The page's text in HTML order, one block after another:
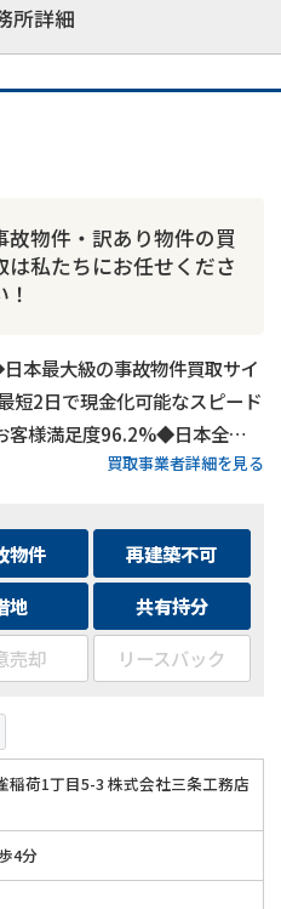
所詳細
の買取可
故物件・訳あり物件の買
は私たちにお任せくださ
！
本最大級の事故物件買取サイ
2日で現金化可能なスピード
客様満足度96.2%◆日本全国
買取事業者詳細を見る
物件
再建築不可
地
共有持分
売却 リースバック
稲荷1丁目5-3 株式会社三条工務店
4分